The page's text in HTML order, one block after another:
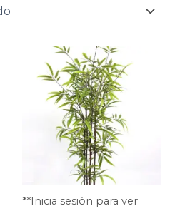
**Inicia sesión para ver